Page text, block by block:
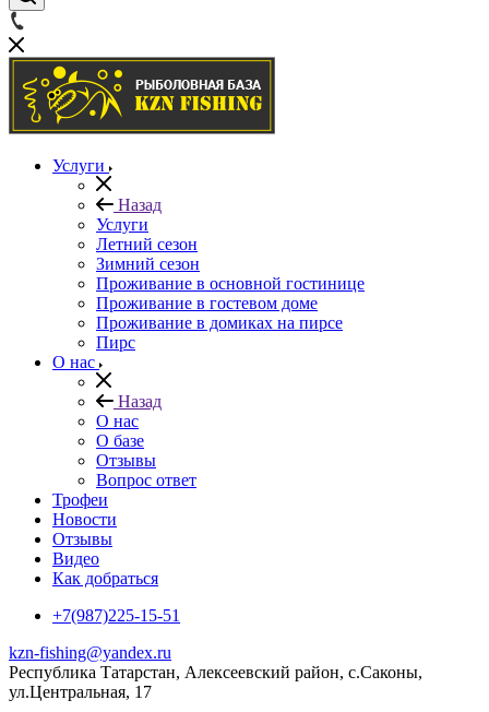
Услуги
Назад
Услуги
Летний сезон
Зимний сезон
Проживание в основной гостинице
Проживание в гостевом доме
Проживание в домиках на пирсе
Пирс
О нас
Назад
О нас
О базе
Отзывы
Вопрос ответ
Трофеи
Новости
Отзывы
Видео
Как добраться
+7(987)225-15-51
kzn-fishing@yandex.ru
Республика Татарстан, Алексеевский район, с.Саконы,
ул.Центральная, 17